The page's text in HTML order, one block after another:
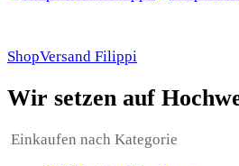
ShopVersand Filippi
Wir setzen auf
Einkaufen nach Kategorie